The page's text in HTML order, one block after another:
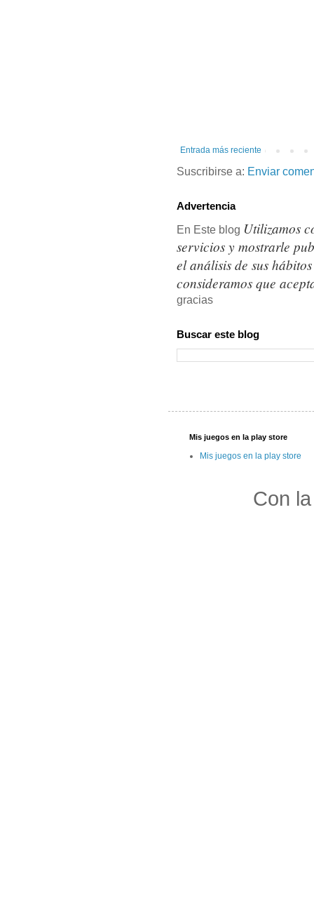
Entrada más reciente
Suscribirse a: Enviar
Advertencia
En Este blog Utilizamos
servicios y mostrarle
el análisis de sus
consideramos que
gracias
Buscar este blog
Mis juegos en la play store
Mis juegos en la play store
Con